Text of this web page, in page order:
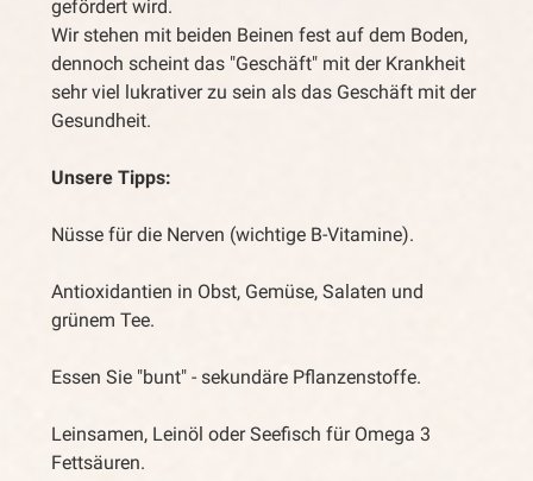
gefördert wird.
Wir stehen mit beiden Beinen fest auf dem Boden,
dennoch scheint das "Geschäft" mit der Krankheit
sehr viel lukrativer zu sein als das Geschäft mit der
Gesundheit.
Unsere Tipps:
Nüsse für die Nerven (wichtige B-Vitamine).
Antioxidantien in Obst, Gemüse, Salaten und
grünem Tee.
Essen Sie "bunt" - sekundäre Pflanzenstoffe.
Leinsamen, Leinöl oder Seefisch für Omega 3
Fettsäuren.